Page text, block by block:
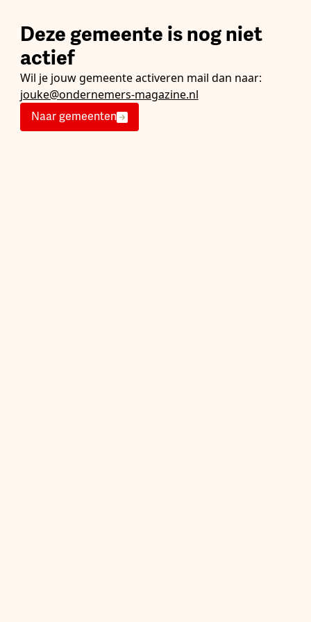
Deze gemeente is nog niet
actief
Wil je jouw gemeente activeren mail dan naar:
jouke@ondernemers-magazine.nl
Naar gemeenten